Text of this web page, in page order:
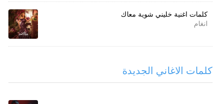
كلمات اغنية خليني شوية معاك
انغام
كلمات الاغاني الجديدة